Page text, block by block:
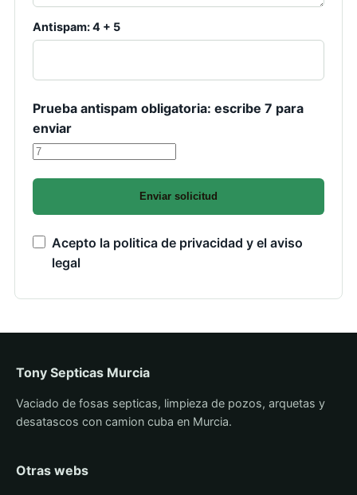
Antispam: 4 + 5
Prueba antispam obligatoria: escribe 7 para
enviar
Enviar solicitud
Acepto la politica de privacidad y el aviso
legal
Tony Septicas Murcia
Vaciado de fosas septicas, limpieza de pozos, arquetas y
desatascos con camion cuba en Murcia.
Otras webs